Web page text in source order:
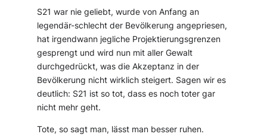
S21 war nie geliebt, wurde von Anfang an
legendär-schlecht der Bevölkerung angepriesen,
hat irgendwann jegliche Projektierungsgrenzen
gesprengt und wird nun mit aller Gewalt
durchgedrückt, was die Akzeptanz in der
Bevölkerung nicht wirklich steigert. Sagen wir es
deutlich: S21 ist so tot, dass es noch toter gar
nicht mehr geht.
Tote, so sagt man, lässt man besser ruhen.